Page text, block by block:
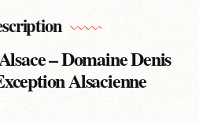
– Domaine Denis
Alsacienne